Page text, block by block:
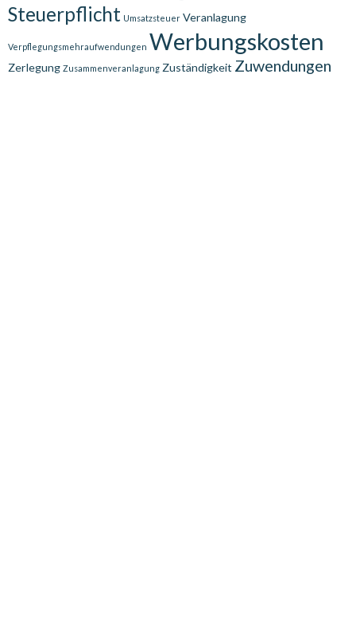
Steuerpflicht Umsatzsteuer Veranlagung
Verpflegungsmehraufwendungen Werbungskosten
Zerlegung Zusammenveranlagung Zuständigkeit Zuwendungen